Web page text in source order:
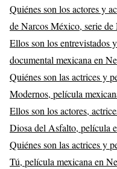
Quiénes son los actores y
de Narcos México, serie
Ellos son los entrevistados
documental mexicana en
Quiénes son las actrices y
Modernos, película
Ellos son los actores,
Diosa del Asfalto, película
Quiénes son las actrices y
Tú, película mexicana en